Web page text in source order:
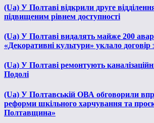
(Ua) У Полтаві відкрили друге
підвищеним рівнем доступності
(Ua) У Полтаві видалять майже 200
«Декоративні культури» уклало договір
(Ua) У Полтаві ремонтують
Подолі
(Ua) У Полтавській ОВА обговорили
реформи шкільного харчування та
Полтавщина»